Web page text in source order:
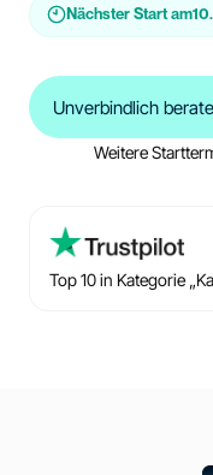
Nächster Start am
Unverbindlich
Weitere
Top 10 in Kategorie